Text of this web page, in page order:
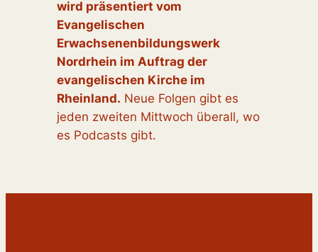
wird präsentiert vom
Evangelischen
Erwachsenenbildungswerk
Nordrhein im Auftrag der
evangelischen Kirche im
Rheinland. Neue Folgen gibt es
jeden zweiten Mittwoch überall, wo
es Podcasts gibt.